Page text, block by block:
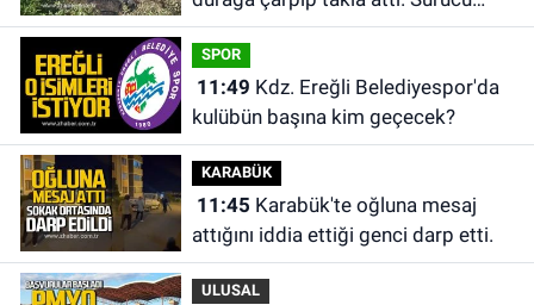
alevlerin arasından kurtarıldı.
SPOR
11:49
kulübün başına kim geçecek?
KARABÜK
11:45
attığını iddia ettiği genci darp etti.
ULUSAL